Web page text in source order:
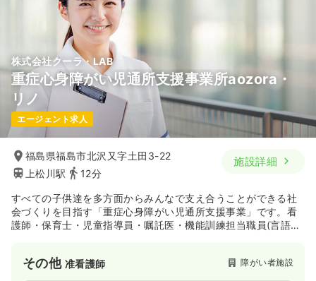
株式会社クーラ・LAB
重症心身障がい児通所支援事業所aozora・
リノ
エージェント求人
福島県福島市北沢又字土田3-22
上松川駅
12分
施設詳細
すべての子供達を多方面からみんなで支え合うことができる社
会づくりを目指す「重症心身障がい児通所支援事業」です。看
護師・保育士・児童指導員・嘱託医・機能訓練担当職員(言語聴
その他 准看護師 障がい者施設